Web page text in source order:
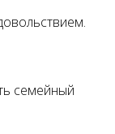
семейный